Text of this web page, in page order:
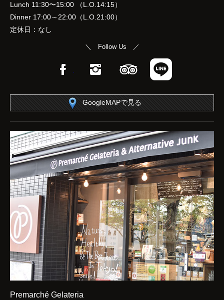
Lunch 11:30〜15:00 （L.O.14:15）
Dinner 17:00～22:00（L.O.21:00）
定休日：なし
＼ Follow Us ／
FacebookInstagramTripAdvisor
GoogleMAPで見る
Premarché Gelateria